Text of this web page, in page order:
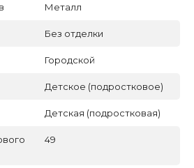
Металл
Без отделки
Городской
Детское (подростковое)
Детская (подростковая)
49